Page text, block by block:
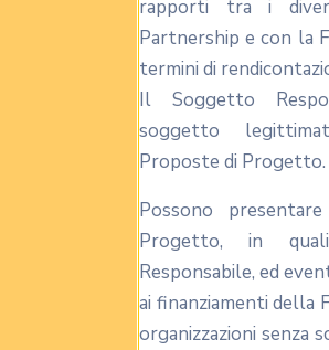
rapporti tra i
Partnership e con la
termini di
Il Soggetto
soggetto
Proposte di Progetto.
Possono
Progetto, in
Responsabile, ed
ai finanziamenti della
organizzazioni senza